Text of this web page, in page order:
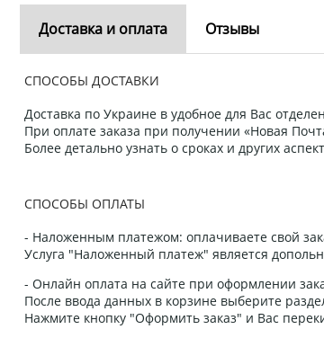
Доставка и оплата Отзывы
СПОСОБЫ ДОСТАВКИ
Доставка по Украине в удобное для Вас
При оплате заказа при получении «Новая
Более детально узнать о сроках и других
СПОСОБЫ ОПЛАТЫ
- Наложенным платежом: оплачиваете свой
Услуга "Наложенный платеж" является
- Онлайн оплата на сайте при оформлении
После ввода данных в корзине выберите
Нажмите кнопку "Оформить заказ" и Вас